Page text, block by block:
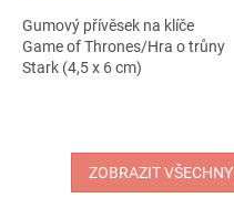
5
hvězdiček.
Gumový přívěsek na klíče
Game of Thrones/Hra o trůny
Stark (4,5 x 6 cm)
ZOBRAZIT